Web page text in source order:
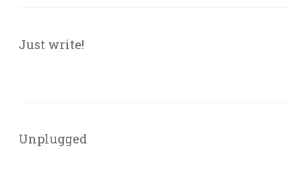
Just write!
Unplugged